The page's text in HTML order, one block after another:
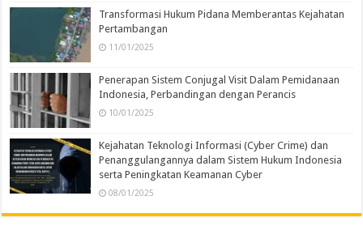
Transformasi Hukum Pidana Memberantas Kejahatan
Pertambangan
11/01/2025
Penerapan Sistem Conjugal Visit Dalam Pemidanaan
Indonesia, Perbandingan dengan Perancis
10/01/2025
Kejahatan Teknologi Informasi (Cyber Crime) dan
Penanggulangannya dalam Sistem Hukum Indonesia
serta Peningkatan Keamanan Cyber
08/01/2025